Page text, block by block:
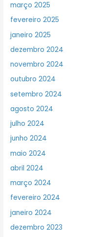
março 2025
fevereiro 2025
janeiro 2025
dezembro 2024
novembro 2024
outubro 2024
setembro 2024
agosto 2024
julho 2024
junho 2024
maio 2024
abril 2024
março 2024
fevereiro 2024
janeiro 2024
dezembro 2023